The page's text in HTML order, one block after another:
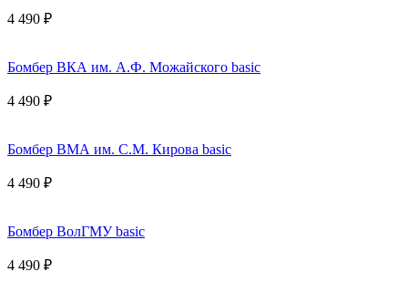
4 490 ₽
Бомбер ВКА им. А.Ф. Можайского basic
4 490 ₽
Бомбер ВМА им. С.М. Кирова basic
4 490 ₽
Бомбер ВолГМУ basic
4 490 ₽